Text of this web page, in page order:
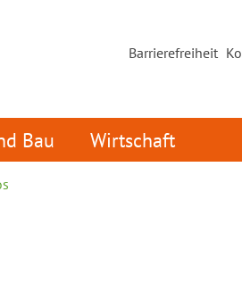
Barrierefreiheit
Bau Wirtschaft